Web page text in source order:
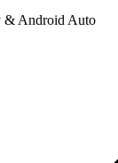
& Android Auto